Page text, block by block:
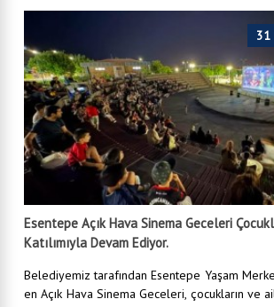
31
Esentepe Açık Hava Sinema Geceleri
Katılımıyla Devam Ediyor.
Belediyemiz tarafından Esentepe Yaşam
en Açık Hava Sinema Geceleri, çocukların ve